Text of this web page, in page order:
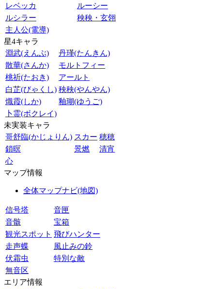
レベッカ
ルーシー
ルシラー
秧秧・玄翎
主人公(電導)
星4キャラ
淵武(えんぶ)
丹瑾(たんきん)
散華(さんか)
モルトフィー
桃祈(たおき)
アールト
白芷(びゃくし) 秧秧(やんやん)
熾霞(しか)
釉瑚(ゆうご)
卜霊(ボクレイ)
未実装キャラ
哥舒臨(かじょりん) スカー 穂穂
鎖暝
景燃
清宵
心
マップ情報
全体マップナビ(地図)
信号塔
音匣
音骸
宝箱
観光スポット 飛びハンター
走声蝶
風止みの鈴
伏霜虫
特別な敵
無音区
エリア情報